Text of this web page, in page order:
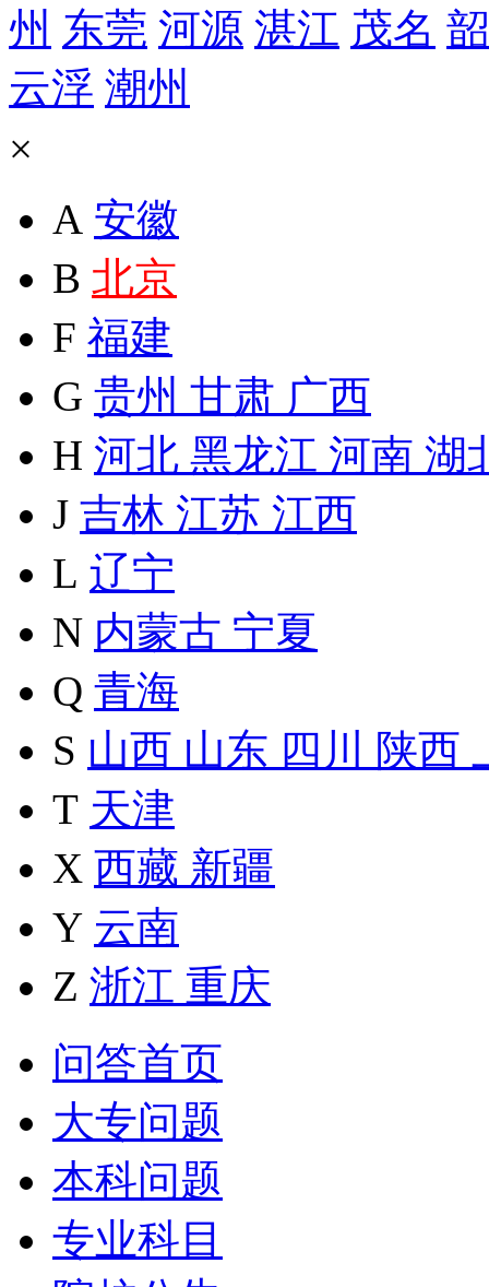
州 东莞 河源 湛江 茂名
云浮 潮州
×
A 安徽
B 北京
F 福建
G 贵州 甘肃 广西
H 河北 黑龙江 河南 湖
J 吉林 江苏 江西
L 辽宁
N 内蒙古 宁夏
Q 青海
S 山西 山东 四川 陕西
T 天津
X 西藏 新疆
Y 云南
Z 浙江 重庆
问答首页
大专问题
本科问题
专业科目